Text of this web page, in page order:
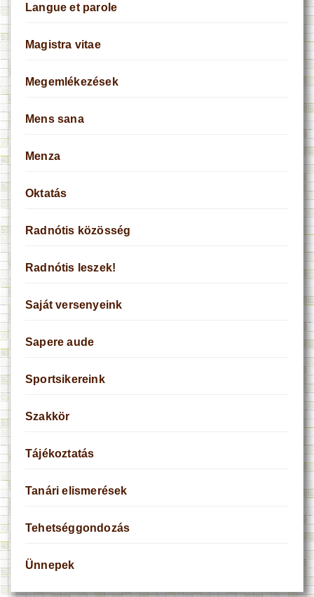
Langue et parole
Magistra vitae
Megemlékezések
Mens sana
Menza
Oktatás
Radnótis közösség
Radnótis leszek!
Saját versenyeink
Sapere aude
Sportsikereink
Szakkör
Tájékoztatás
Tanári elismerések
Tehetséggondozás
Ünnepek